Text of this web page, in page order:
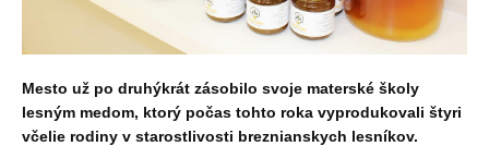
Mesto už po druhýkrát zásobilo svoje materské školy
lesným medom, ktorý počas tohto roka vyprodukovali štyri
včelie rodiny v starostlivosti breznianskych lesníkov.